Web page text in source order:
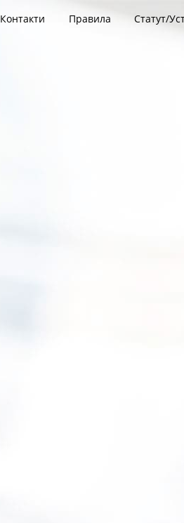
Контакти Правила Статут/